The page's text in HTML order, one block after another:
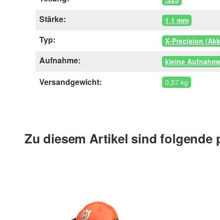
Stärke: 1,1 mm
Typ: X-Precision
Aufnahme: kleine
Versandgewicht: 0,57 kg
Zu diesem Artikel sind folgende